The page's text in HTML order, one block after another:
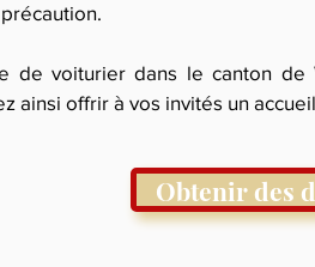
de voiturier dans le canton
ainsi offrir à vos invités un
Obtenir des